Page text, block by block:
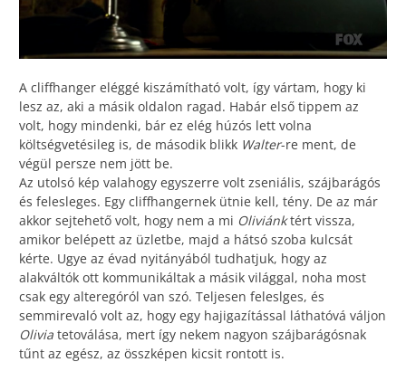
A cliffhanger eléggé kiszámítható volt, így vártam, hogy ki
lesz az, aki a másik oldalon ragad. Habár első tippem az
volt, hogy mindenki, bár ez elég húzós lett volna
költségvetésileg is, de második blikk Walter-re ment, de
végül persze nem jött be.
Az utolsó kép valahogy egyszerre volt zseniális, szájbarágós
és felesleges. Egy cliffhangernek ütnie kell, tény. De az már
akkor sejtehető volt, hogy nem a mi Oliviánktért vissza,
amikor belépett az üzletbe, majd a hátsó szoba kulcsát
kérte. Ugye az évad nyitányából tudhatjuk, hogy az
alakváltók ott kommunikáltak a másik világgal, noha most
csak egy alteregóról van szó. Teljesen feleslges, és
semmirevaló volt az, hogy egy hajigazítással láthatóvá váljon
Olivia tetoválása, mert így nekem nagyon szájbarágósnak
tűnt az egész, az összképen kicsit rontott is.